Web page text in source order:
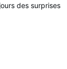
des surprises